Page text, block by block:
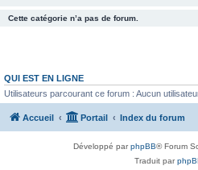
Cette catégorie n’a pas de forum.
QUI EST EN LIGNE
Utilisateurs parcourant ce forum : Aucun
Accueil Portail Index du forum
Développé parphpBB® Forum
Traduit par